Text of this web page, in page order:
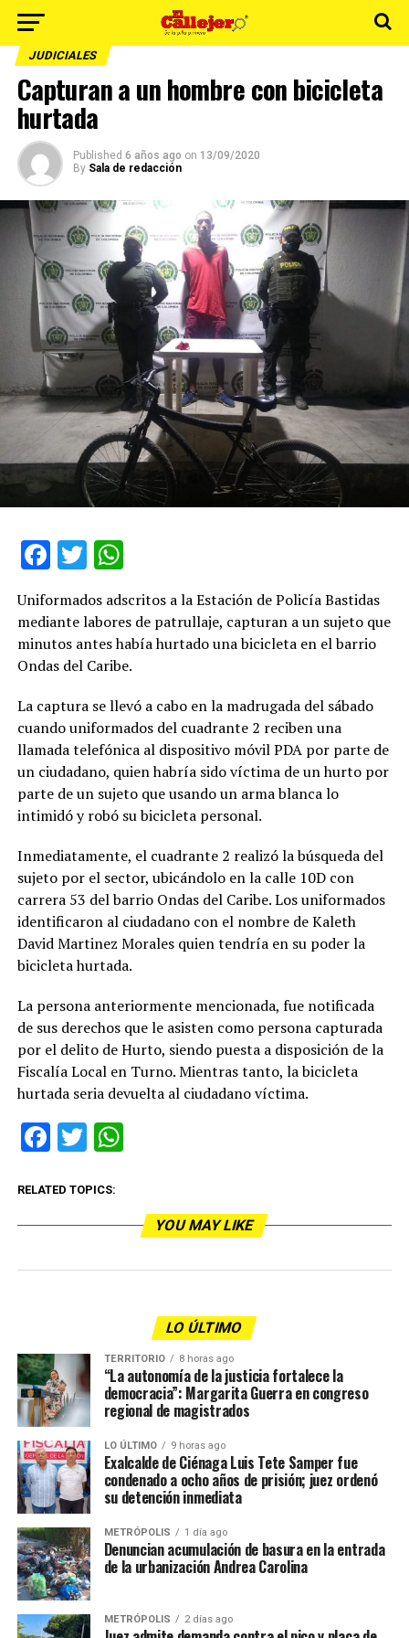
JUDICIALES
Capturan a un hombre con bicicleta
hurtada
Published 6 años ago on 13/09/2020
By Sala de redacción
Facebook
TwitterWhatsApp
Uniformados adscritos a la Estación de Policía Bastidas
mediante labores de patrullaje, capturan a un sujeto que
minutos antes había hurtado una bicicleta en el barrio
Ondas del Caribe.
La captura se llevó a cabo en la madrugada del sábado
cuando uniformados del cuadrante 2 reciben una
llamada telefónica al dispositivo móvil PDA por parte de
un ciudadano, quien habría sido víctima de un hurto por
parte de un sujeto que usando un arma blanca lo
intimidó y robó su bicicleta personal.
Inmediatamente, el cuadrante 2 realizó la búsqueda del
sujeto por el sector, ubicándolo en la calle 10D con
carrera 53 del barrio Ondas del Caribe. Los uniformados
identificaron al ciudadano con el nombre de Kaleth
David Martinez Morales quien tendría en su poder la
bicicleta hurtada.
La persona anteriormente mencionada, fue notificada
de sus derechos que le asisten como persona capturada
por el delito de Hurto, siendo puesta a disposición de la
Fiscalía Local en Turno. Mientras tanto, la bicicleta
hurtada seria devuelta al ciudadano víctima.
Facebook
TwitterWhatsApp
RELATED TOPICS:
YOU MAY LIKE
LO ÚLTIMO
TERRITORIO 8 horas ago
“La autonomía de la justicia fortalece la
democracia”: Margarita Guerra en congreso
regional de magistrados
LO ÚLTIMO 9 horas ago
Exalcalde de Ciénaga Luis Tete Samper fue
condenado a ocho años de prisión; juez ordenó
su detención inmediata
METRÓPOLIS 1 día ago
Denuncian acumulación de basura en la entrada
de la urbanización Andrea Carolina
METRÓPOLIS 2 días ago